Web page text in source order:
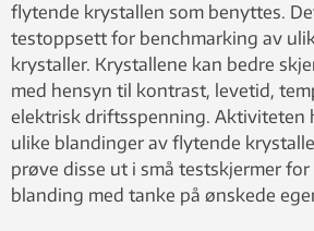
flytende krystallen som benyttes.
testoppsett for benchmarking av
krystaller. Krystallene kan bedre
med hensyn til kontrast, levetid,
elektrisk driftsspenning. Aktiviteten
ulike blandinger av flytende
prøve disse ut i små testskjermer for
blanding med tanke på ønskede